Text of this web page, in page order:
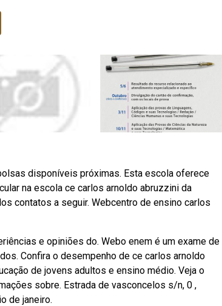
disponíveis próximas. Esta escola oferece
na escola ce carlos arnoldo abruzzini da
contatos a seguir. Webcentro de ensino carlos
e opiniões do. Webo enem é um exame de
Confira o desempenho de ce carlos arnoldo
de jovens adultos e ensino médio. Veja o
sobre. Estrada de vasconcelos s/n, 0 ,
de janeiro.